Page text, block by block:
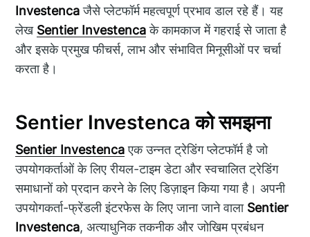
Investencaजैसे प्लेटफॉर्म महत्वपूर्ण प्रभाव डाल रहे हैं। यह
लेख Sentier Investencaके कामकाज में गहराई से जाता है
और इसके प्रमुख फीचर्स, लाभ और संभावित मिनूसीओं पर चर्चा
करता है।
Sentier Investenca को समझना
Sentier Investencaएक उन्नत ट्रेडिंग प्लेटफॉर्म है जो
उपयोगकर्ताओं के लिए रीयल-टाइम डेटा और स्वचालित ट्रेडिंग
समाधानों को प्रदान करने के लिए डिज़ाइन किया गया है। अपनी
उपयोगकर्ता-फ्रेंडली इंटरफेस के लिए जाना जाने वाला Sentier
Investenca, अत्याधुनिक तकनीक और जोखिम प्रबंधन